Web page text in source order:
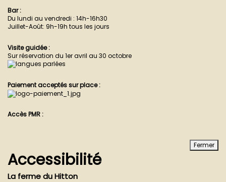
Bar :
Du lundi au vendredi : 14h-16h30
Juillet-Août: 9h-19h tous les jours
Visite guidée :
Sur réservation du 1er avril au 30 octobre
Paiement acceptés sur place :
Accès PMR :
Fermer
Accessibilité
La ferme du Hitton